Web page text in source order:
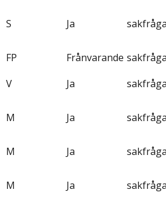
S Ja
FP Frånvarande
V Ja
M Ja
M Ja
M Ja